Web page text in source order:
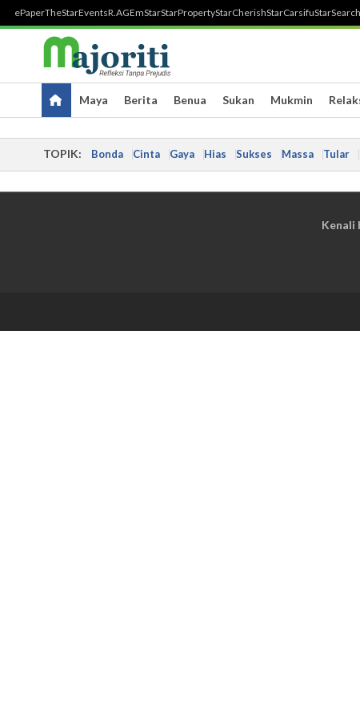
ePaperTheStarEventsR.AGEmStarStarPropertyStarCherishStarCarsifuStarSearch
Maya Berita Benua Sukan Mukmin
TOPIK: Bonda Cinta Gaya Hias Sukses Massa Tular
Kenali